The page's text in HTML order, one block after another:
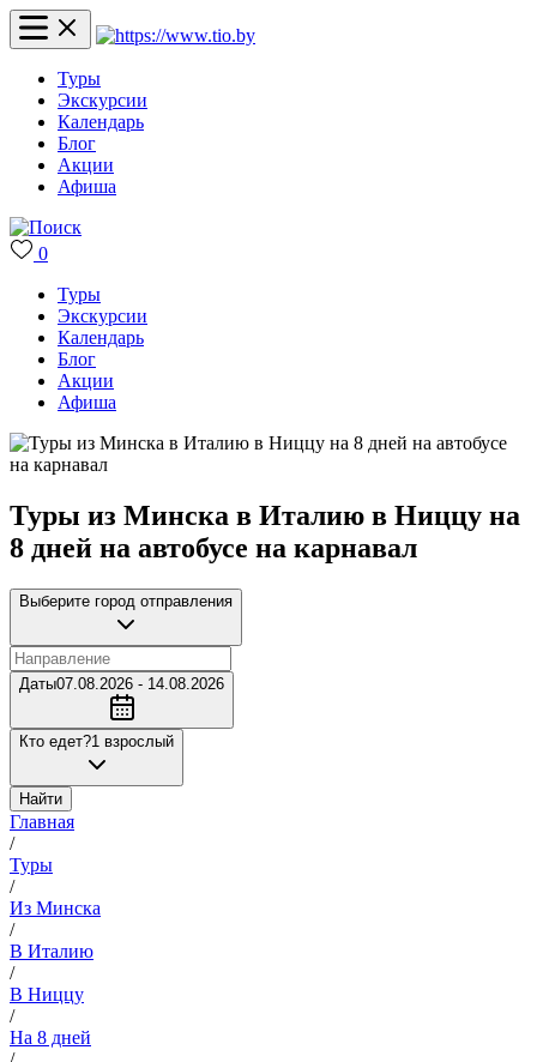
Туры
Экскурсии
Календарь
Блог
Акции
Афиша
0
Туры
Экскурсии
Календарь
Блог
Акции
Афиша
Туры из Минска в Италию в Ниццу на
8 дней на автобусе на карнавал
Выберите город отправления
Даты07.08.2026 - 14.08.2026
Кто едет?1 взрослый
Найти
Главная
/
Туры
/
Из Минска
/
В Италию
/
В Ниццу
/
На 8 дней